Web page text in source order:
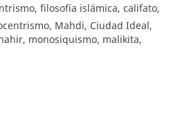
filosofía islámica, califato,
Mahdi, Ciudad Ideal,
monosiquismo, malikita,